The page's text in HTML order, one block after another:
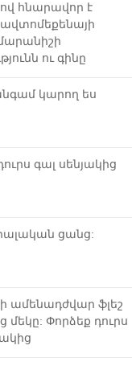
հնարավոր է
ավտոմեքենայի
ու գինը
կարող ես
գալ սենյակից
ցանց:
ամենադժվար ֆլեշ
մեկը: Փորձեք դուրս